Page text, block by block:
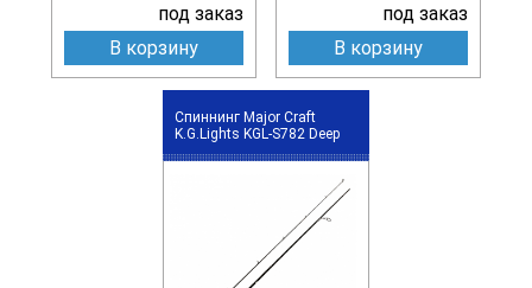
под заказ
В корзину
под заказ
В корзину
Спиннинг Major Craft
K.G.Lights KGL-S782 Deep